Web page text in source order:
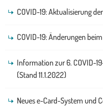
COVID-19: Aktualisierung
COVID-19: Änderungen
Information zur 6. COVID-
(Stand 11.1.2022)
Neues e-Card-System und